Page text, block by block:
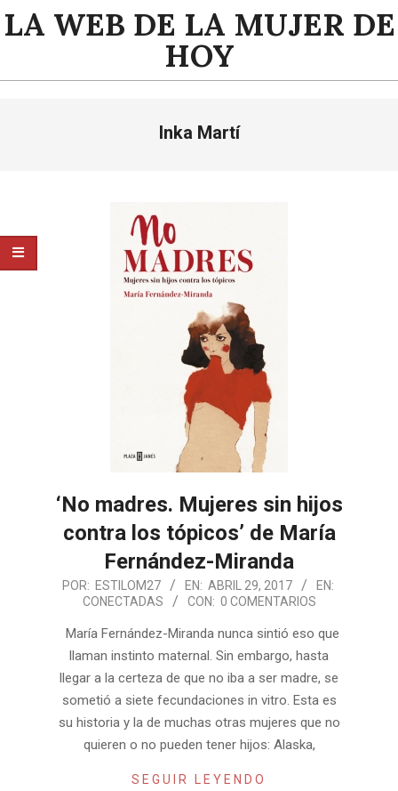
Saltar
alLA WEB DE LA MUJER DE
HOY
Inka Martí
‘No madres. Mujeres sin hijos
contra los tópicos’ de María
Fernández-Miranda
2017-
29
POR: ESTILOM27 EN: ABRIL 29, 2017
EN:
CONECTADAS
CON: 0 COMENTARIOS
María Fernández-Miranda nunca sintió eso que
llaman instinto maternal. Sin embargo, hasta
llegar a la certeza de que no iba a ser madre, se
sometió a siete fecundaciones in vitro. Esta es
su historia y la de muchas otras mujeres que no
quieren o no pueden tener hijos: Alaska,
SEGUIR LEYENDO